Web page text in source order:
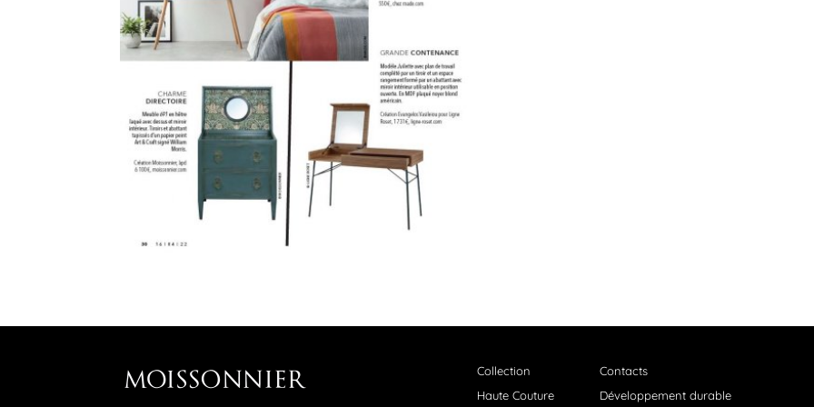
Collection
Haute Couture
Contacts
Développement durable